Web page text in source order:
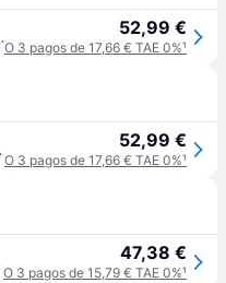
TASKalfa 356ci 52,99 €
O 3 pagos de 17,66 € TAE 0%¹
páginas 52,99 €
O 3 pagos de 17,66 € TAE 0%¹
47,38 €
O 3 pagos de 15,79 € TAE 0%¹